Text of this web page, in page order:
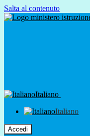
Salta al contenuto
Italiano
Italiano
Accedi